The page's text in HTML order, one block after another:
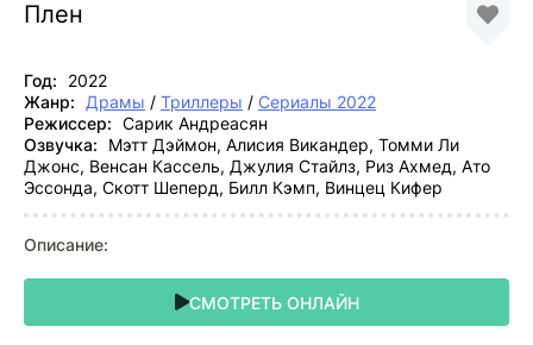
Плен
Год:
2022
Жанр:
Драмы / Триллеры / Сериалы 2022
Режиссер: Сарик Андреасян
Озвучка:
Мэтт Дэймон, Алисия Викандер, Томми Ли
Джонс, Венсан Кассель, Джулия Стайлз, Риз Ахмед, Ато
Эссонда, Скотт Шеперд, Билл Кэмп, Винцец Кифер
Описание:
СМОТРЕТЬ ОНЛАЙН